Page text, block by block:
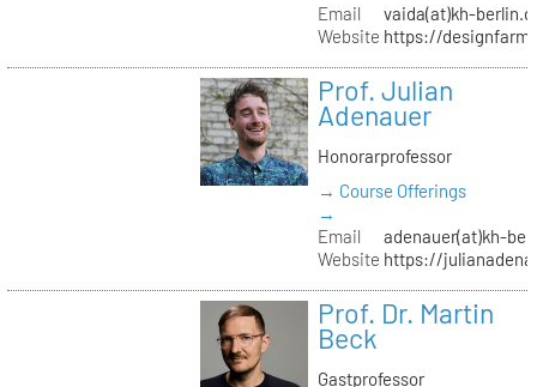
Email
vaida(at)kh-
Website https://
Prof. Julian
Adenauer
Honorarprofessor
→ Course Offerings
→
Email
adenauer(at)kh-
Website https://
Prof. Dr. Martin
Beck
Gastprofessor